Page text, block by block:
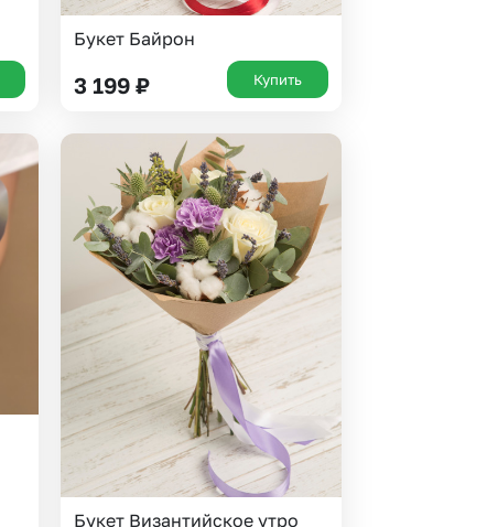
Букет Байрон
3 199 ₽ Купить
Букет Византийское утро